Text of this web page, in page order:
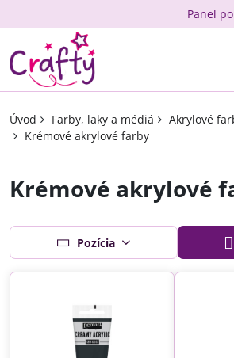
Panel
Úvod Farby, laky a médiá
Akrylové
Krémové akrylové farby
Krémové akrylové
Pozícia